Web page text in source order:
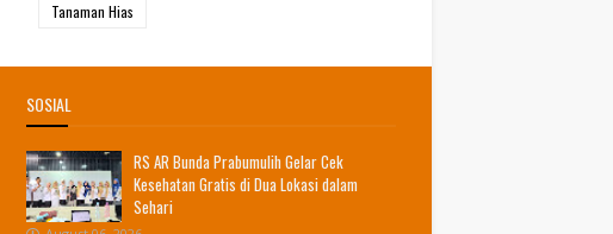
Tanaman Hias
SOSIAL
RS AR Bunda Prabumulih Gelar Cek
Kesehatan Gratis di Dua Lokasi dalam
Sehari